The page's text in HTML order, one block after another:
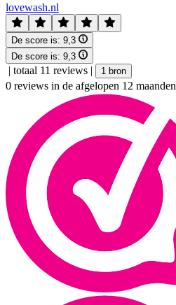
lovewash.nl
De score is: 9,3
De score is: 9,3
| totaal 11 reviews | 1 bron
0 reviews in de afgelopen 12 maanden